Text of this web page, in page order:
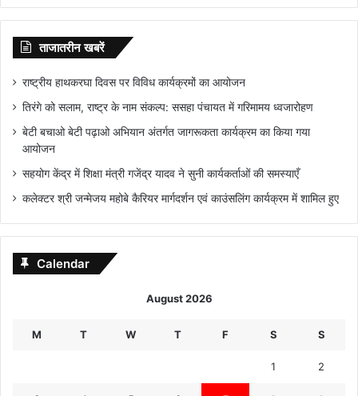
ताजातरीन खबरें
राष्ट्रीय हाथकरघा दिवस पर विविध कार्यक्रमों का आयोजन
तिरंगे को सलाम, राष्ट्र के नाम संकल्प: ससहा पंचायत में गरिमामय ध्वजारोहण
बेटी बचाओ बेटी पढ़ाओ अभियान अंतर्गत जागरूकता कार्यक्रम का किया गया
आयोजन
सहयोग केंद्र में शिक्षा मंत्री गजेंद्र यादव ने सुनी कार्यकर्ताओं की समस्याएँ
कलेक्टर श्री जन्मेजय महोबे कैरियर मार्गदर्शन एवं काउंसलिंग कार्यक्रम में शामिल हुए
Calendar
August 2026
M T W T F S S
1 2